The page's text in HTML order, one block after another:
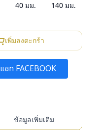
40มม. 140มม.
เพิ่มลงตะกร้า
แชท FACEBOOK
ข้อมูลเพิ่มเติม